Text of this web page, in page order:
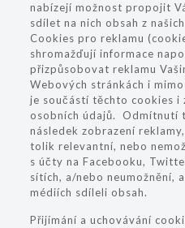
nabízejí možnost propojit
sdílet na nich obsah z
Cookies pro reklamu
shromažďují informace
přizpůsobovat reklamu
Webových stránkách i
je součástí těchto cookies i
osobních údajů. Odmítnutí
následek zobrazení
tolik relevantní, nebo
s účty na Facebooku,
sítích, a/nebo neumožnění,
médiích sdíleli obsah.
Přijímání a uchovávání